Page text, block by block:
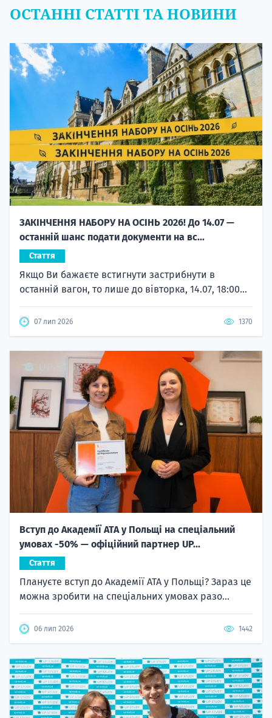
ОСТАННІ СТАТТІ ТА НОВИНИ
ЗАКІНЧЕННЯ НАБОРУ НА ОСІНЬ 2026! До 14.07 —
останній шанс подати документи на вс...
Стаття
Якщо Ви бажаєте встигнути застрибнути в
останній вагон, то лише до вівторка, 14.07, 18:00...
07 лип 2026 1370
Вступ до Академії ATA у Польщі на спеціальний
умовах -50% — офіційний партнер UP...
Стаття
Плануєте вступ до Академії ATA у Польщі? Зараз це
можна зробити на спеціальних умовах разо...
06 лип 2026 1442